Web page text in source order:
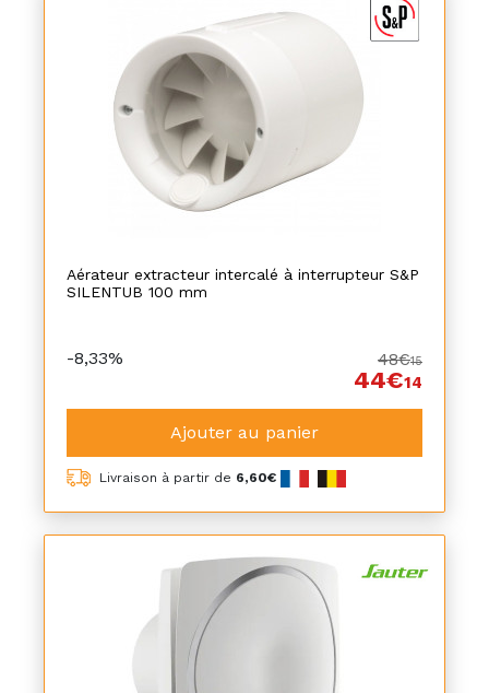
Aérateur extracteur intercalé à interrupteur S&P
SILENTUB 100 mm
-8,33% 48€15
44€14
Ajouter au panier
Livraison à partir de 6,60€